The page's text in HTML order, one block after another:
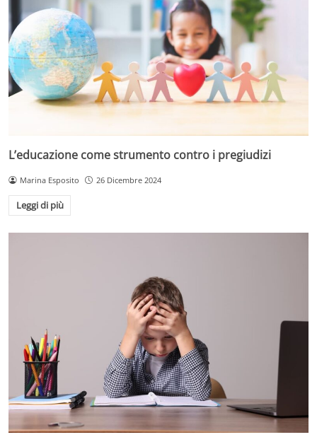
L’educazione come strumento contro i pregiudizi
Marina Esposito 26 Dicembre 2024
Leggi di più